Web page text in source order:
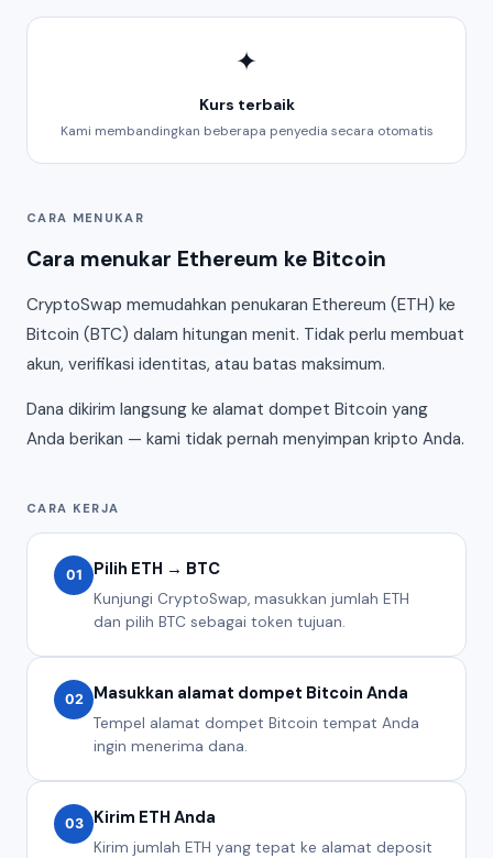
✦
Kurs terbaik
Kami membandingkan beberapa penyedia secara otomatis
CARA MENUKAR
Cara menukar Ethereum ke Bitcoin
CryptoSwap memudahkan penukaran Ethereum (ETH) ke
Bitcoin (BTC) dalam hitungan menit. Tidak perlu membuat
akun, verifikasi identitas, atau batas maksimum.
Dana dikirim langsung ke alamat dompet Bitcoin yang
Anda berikan — kami tidak pernah menyimpan kripto Anda.
CARA KERJA
01 Pilih ETH → BTC
Kunjungi CryptoSwap, masukkan jumlah ETH
dan pilih BTC sebagai token tujuan.
02 Masukkan alamat dompet Bitcoin Anda
Tempel alamat dompet Bitcoin tempat Anda
ingin menerima dana.
03 Kirim ETH Anda
Kirim jumlah ETH yang tepat ke alamat deposit